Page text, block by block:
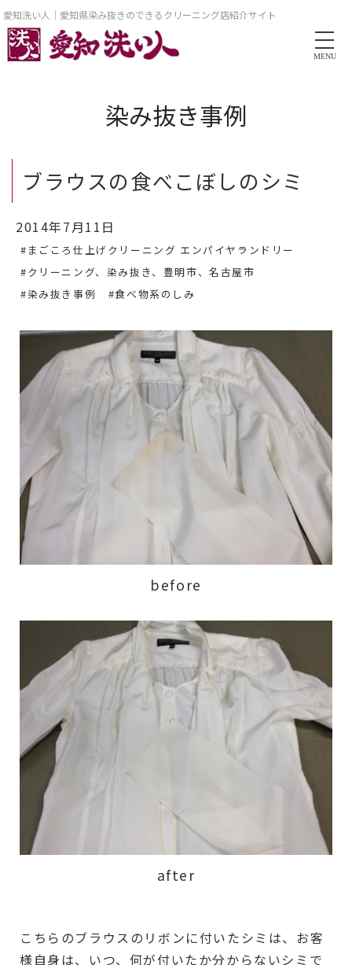
愛知洗い人｜愛知県染み抜きのできるクリーニング店紹介サイト
MENU
染み抜き事例
ブラウスの食べこぼしのシミ
2014年7月11日
#まごころ仕上げクリーニング エンパイヤランドリー
#クリーニング、染み抜き、豊明市、名古屋市
#染み抜き事例
#食べ物系のしみ
before
after
こちらのブラウスのリボンに付いたシミは、お客
様自身は、いつ、何が付いたか分からないシミで